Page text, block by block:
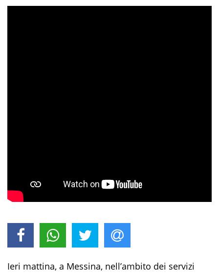
Ieri mattina, a Messina, nell’ambito dei servizi